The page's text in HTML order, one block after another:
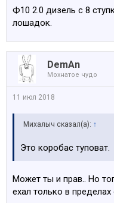
Ф10 2.0 дизель с 8
лошадок.
DemAn
Мохнатое чудо
11 июл 2018
Михалыч сказал(а): ↑
Это коробас туповат.
Может ты и прав.. Но
ехал только в